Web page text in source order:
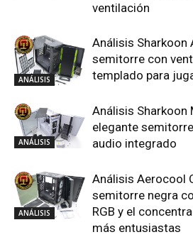
ventilación
ANÁLISIS
Análisis Sharkoon
semitorre con
templado para
ANÁLISIS
Análisis Sharkoon
elegante
audio integrado
ANÁLISIS
Análisis Aerocool
semitorre negra
RGB y el
más entusiastas